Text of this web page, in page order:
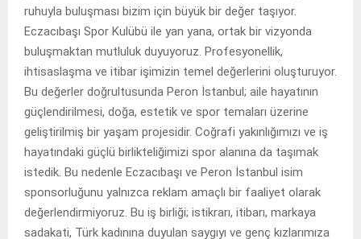
ruhuyla buluşması bizim için büyük bir değer taşıyor.
Eczacıbaşı Spor Kulübü ile yan yana, ortak bir vizyonda
buluşmaktan mutluluk duyuyoruz. Profesyonellik,
ihtisaslaşma ve itibar işimizin temel değerlerini oluşturuyor.
Bu değerler doğrultusunda Peron İstanbul; aile hayatının
güçlendirilmesi, doğa, estetik ve spor temaları üzerine
geliştirilmiş bir yaşam projesidir. Coğrafi yakınlığımızı ve iş
hayatındaki güçlü birlikteliğimizi spor alanına da taşımak
istedik. Bu nedenle Eczacıbaşı ve Peron İstanbul isim
sponsorluğunu yalnızca reklam amaçlı bir faaliyet olarak
değerlendirmiyoruz. Bu iş birliği; istikrarı, itibarı, markaya
sadakati, Türk kadınına duyulan saygıyı ve genç kızlarımıza